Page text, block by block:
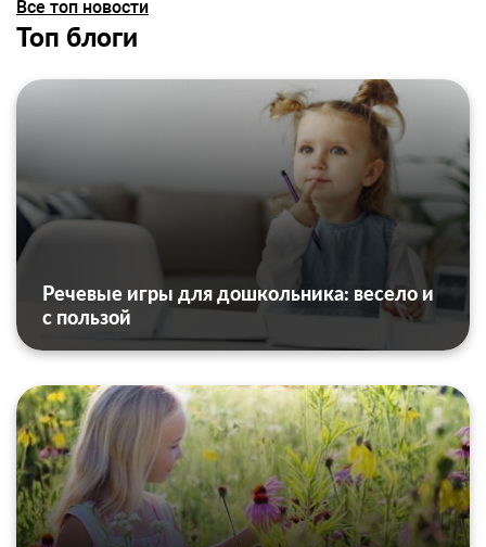
Все топ новости
Топ блоги
Речевые игры для дошкольника: весело и
с пользой